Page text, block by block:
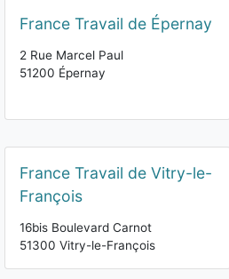
France Travail de Épernay
2 Rue Marcel Paul
51200 Épernay
France Travail de Vitry-le-
François
16bis Boulevard Carnot
51300 Vitry-le-François